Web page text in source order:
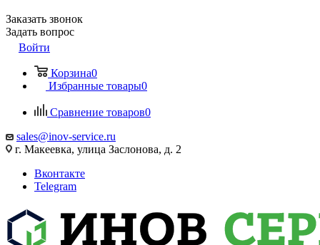
Заказать звонок
Задать вопрос
Войти
Корзина0
Избранные товары0
Сравнение товаров0
sales@inov-service.ru
г. Макеевка, улица Заслонова, д. 2
Вконтакте
Telegram